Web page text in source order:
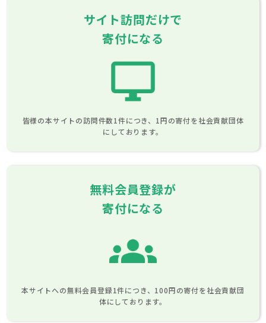
サイト訪問だけで
寄付になる
皆様の本サイトの訪問件数1件につき、1円の寄付を社会貢献団体
にしております。
無料会員登録が
寄付になる
本サイトへの無料会員登録1件につき、100円の寄付を社会貢献団
体にしております。